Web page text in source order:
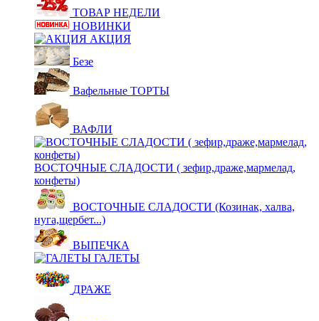
ТОВАР НЕДЕЛИ
НОВИНКИ
АКЦИЯ
Безе
Вафельные ТОРТЫ
ВАФЛИ
ВОСТОЧНЫЕ СЛАДОСТИ ( зефир,драже,мармелад,
конфеты)
ВОСТОЧНЫЕ СЛАДОСТИ (Козинак, халва,
нуга,щербет...)
ВЫПЕЧКА
ГАЛЕТЫ
ДРАЖЕ